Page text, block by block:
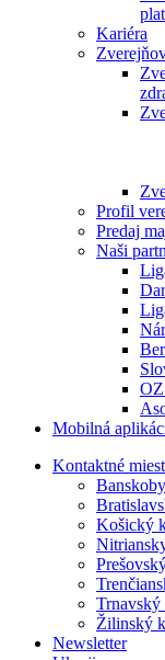
Kariéra
Profil
Predaj
Naši
Mobilná
Kontaktné
Košický
Trnavský
Žilinský
Newsletter